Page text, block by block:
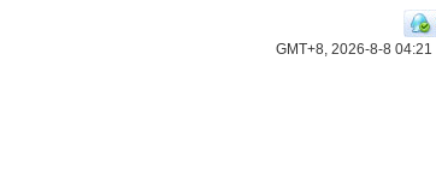
GMT+8, 2026-8-8 04:21